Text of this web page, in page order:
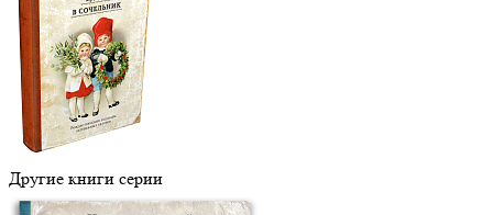
Другие книги серии